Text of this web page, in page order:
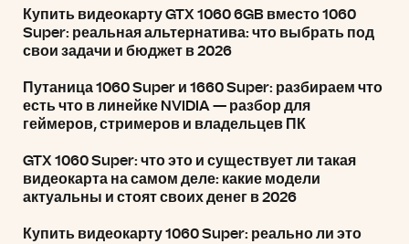
Купить видеокарту GTX 1060 6GB вместо 1060
Super: реальная альтернатива: что выбрать под
свои задачи и бюджет в 2026
Путаница 1060 Super и 1660 Super: разбираем что
есть что в линейке NVIDIA — разбор для
геймеров, стримеров и владельцев ПК
GTX 1060 Super: что это и существует ли такая
видеокарта на самом деле: какие модели
актуальны и стоят своих денег в 2026
Купить видеокарту 1060 Super: реально ли это